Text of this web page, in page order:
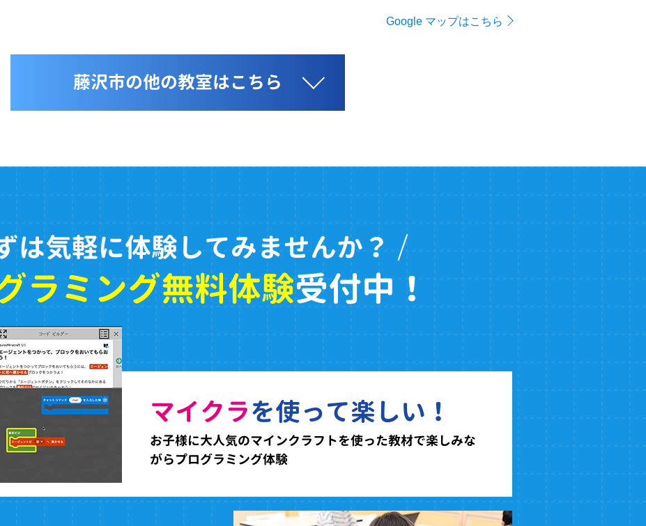
Google マップはこちら
藤沢市の他の教室はこちら
は気軽に体験してみませんか？
ラミング無料体験受付中！
マイクラを使って楽しい！
お子様に大人気のマインクラフトを使った教材で楽しみな
がらプログラミング体験